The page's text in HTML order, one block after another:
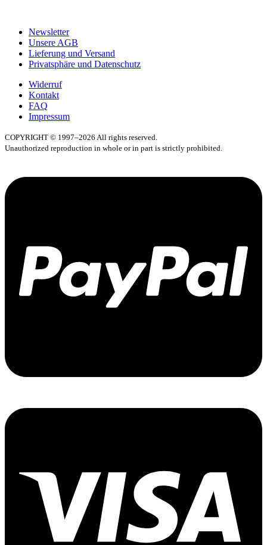
Newsletter
Unsere AGB
Lieferung und Versand
Privatsphäre und Datenschutz
Widerruf
Kontakt
FAQ
Impressum
COPYRIGHT © 1997–2026 All rights reserved.
Unauthorized reproduction in whole or in part is strictly prohibited.